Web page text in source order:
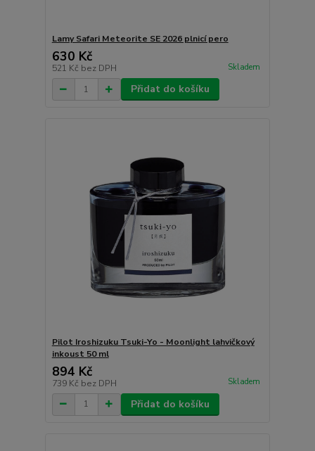
Lamy Safari Meteorite SE 2026 plnicí pero
630 Kč
521 Kč bez DPH Skladem
Přidat do košíku
Pilot Iroshizuku Tsuki-Yo - Moonlight lahvičkový
inkoust 50 ml
894 Kč
739 Kč bez DPH Skladem
Přidat do košíku